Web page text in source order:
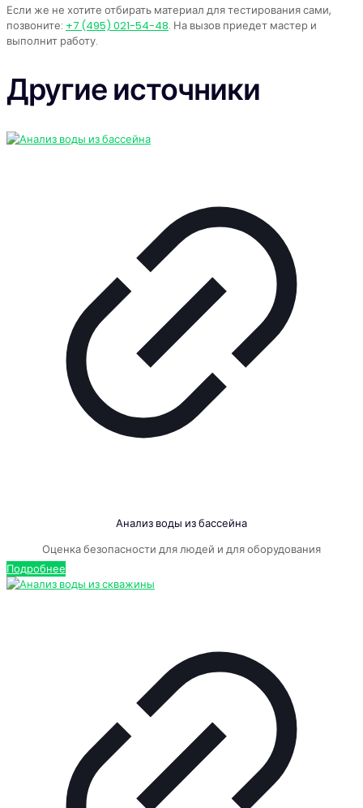
Если же не хотите отбирать материал для тестирования сами,
позвоните: +7 (495) 021-54-48. На вызов приедет мастер и
выполнит работу.
Другие источники
Анализ воды из бассейна
Оценка безопасности для людей и для оборудования
Подробнее